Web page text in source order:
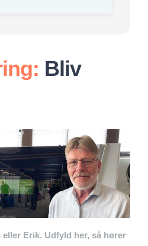
Bliv
eller Erik. Udfyld her, så hører